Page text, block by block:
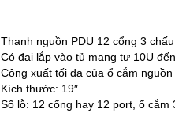
Thanh nguồn PDU 12 cổng 3
Có đai lắp vào tủ mạng tư 10U
Công xuất tối đa của ổ cắm nguồn
Kích thước: 19″
Số lỗ: 12 cổng hay 12 port, ổ cắm